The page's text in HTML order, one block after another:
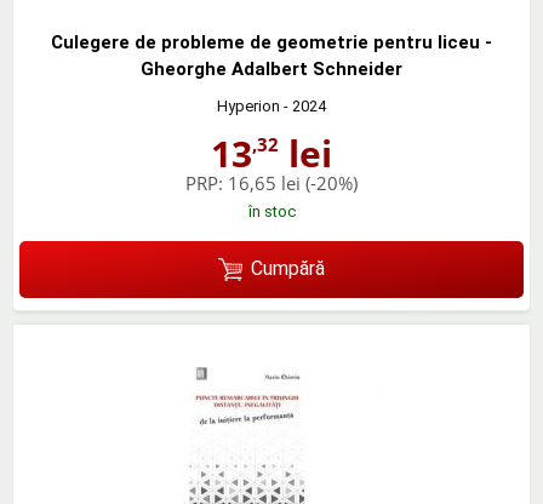
Culegere de probleme de geometrie pentru liceu -
Gheorghe Adalbert Schneider
Hyperion - 2024
13,32 lei
PRP: 16,65 lei (-20%)
în stoc
Cumpără